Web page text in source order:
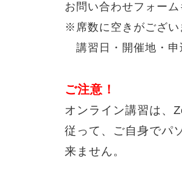
お問い合わせフォー
※席数に空きがござい
講習日・開催地・申
ご注意！
オンライン講習は、
従って、ご自身でパ
来ません。